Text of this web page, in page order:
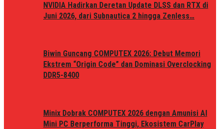
NVIDIA Hadirkan Deretan Update DLSS dan RTX di
Juni 2026, dari Subnautica 2 hingga Zenless…
Biwin Guncang COMPUTEX 2026: Debut Memori
Ekstrem “Origin Code” dan Dominasi Overclocking
DDR5-8400
Minix Dobrak COMPUTEX 2026 dengan Amunisi AI
Mini PC Berperforma Tinggi, Ekosistem CarPlay